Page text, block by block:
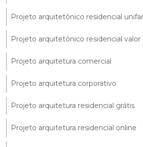
Projeto arquitetônico residencial
Projeto arquitetônico residencial valor
Projeto arquitetura comercial
Projeto arquitetura corporativo
Projeto arquitetura residencial grátis
Projeto arquitetura residencial online